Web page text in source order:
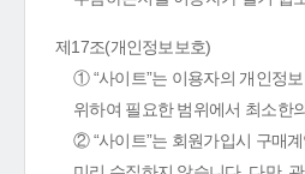
제17조(개인정보보호)
① “사이트”는 이용자의 개인정
위하여 필요한 범위에서 최소한
② “사이트”는 회원가입시 구매